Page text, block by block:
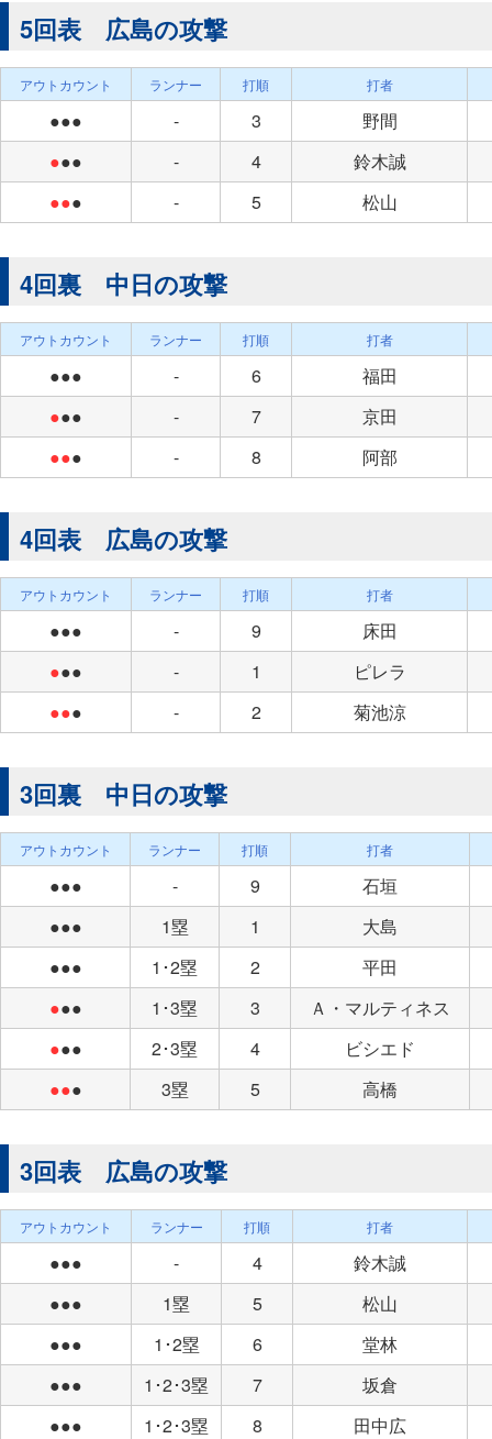
5回表 広島の攻撃
アウトカウント ランナー 打順 打者
●●● - 3
野間
●●● - 4
鈴木誠
●●● - 5 松山
4回裏 中日の攻撃
アウトカウント ランナー 打順 打者
●●● - 6
福田
●●● - 7
京田
●●● - 8 阿部
4回表 広島の攻撃
アウトカウント ランナー 打順 打者
●●● - 9
床田
●●● - 1
ピレラ
●●● - 2 菊池涼
3回裏 中日の攻撃
アウトカウント ランナー 打順 打者
●●● - 9
石垣
●●●
1塁 1
大島
●●●
1･2塁 2
平田
●●● 1･3塁 3
Ａ・マルティネス
●●● 2･3塁 4
ビシエド
●●● 3塁 5 高橋
3回表 広島の攻撃
アウトカウント ランナー 打順 打者
●●● - 4
鈴木誠
●●●
1塁 5
松山
●●●
1･2塁 6
堂林
●●●
1･2･3塁 7
坂倉
●●●
1･2･3塁 8
田中広